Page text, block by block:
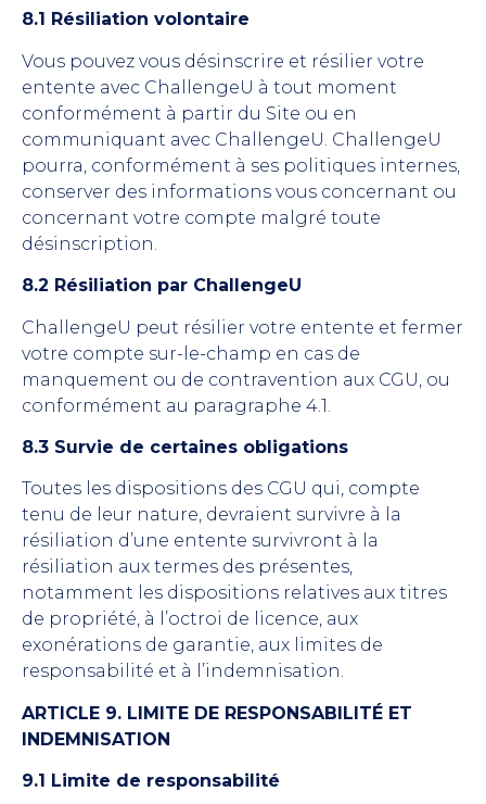
8.1 Résiliation volontaire
Vous pouvez vous désinscrire et résilier votre
entente avec ChallengeU à tout moment
conformément à partir du Site ou en
communiquant avec ChallengeU. ChallengeU
pourra, conformément à ses politiques internes,
conserver des informations vous concernant ou
concernant votre compte malgré toute
désinscription.
8.2 Résiliation par ChallengeU
ChallengeU peut résilier votre entente et fermer
votre compte sur-le-champ en cas de
manquement ou de contravention aux CGU, ou
conformément au paragraphe 4.1.
8.3 Survie de certaines obligations
Toutes les dispositions des CGU qui, compte
tenu de leur nature, devraient survivre à la
résiliation d’une entente survivront à la
résiliation aux termes des présentes,
notamment les dispositions relatives aux titres
de propriété, à l’octroi de licence, aux
exonérations de garantie, aux limites de
responsabilité et à l’indemnisation.
ARTICLE 9. LIMITE DE RESPONSABILITÉ ET
INDEMNISATION
9.1 Limite de responsabilité